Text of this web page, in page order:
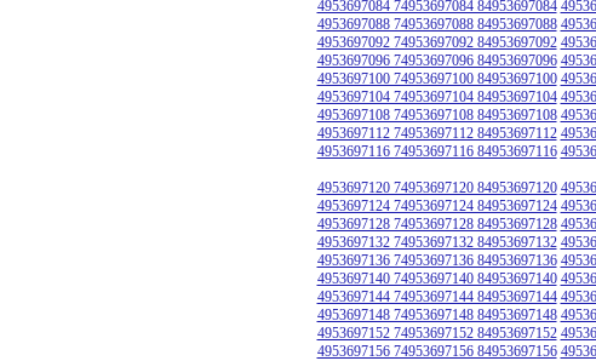
4953697084 74953697084 84953697084
4953697088 74953697088 84953697088
4953697092 74953697092 84953697092
4953697096 74953697096 84953697096
4953697100 74953697100 84953697100
4953697104 74953697104 84953697104
4953697108 74953697108 84953697108
4953697112 74953697112 84953697112
4953697116 74953697116 84953697116
4953697120 74953697120 84953697120
4953697124 74953697124 84953697124
4953697128 74953697128 84953697128
4953697132 74953697132 84953697132
4953697136 74953697136 84953697136
4953697140 74953697140 84953697140
4953697144 74953697144 84953697144
4953697148 74953697148 84953697148
4953697152 74953697152 84953697152
4953697156 74953697156 84953697156